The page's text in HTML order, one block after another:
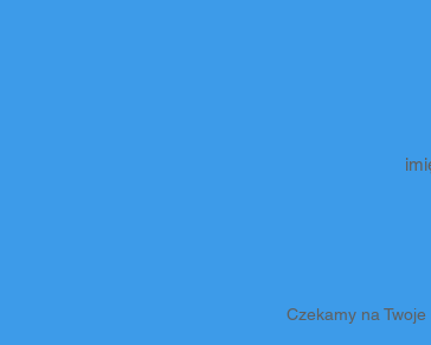
Czekamy na